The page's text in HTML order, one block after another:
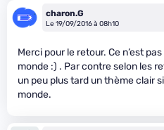
charon.G
Le 19/09/2016 à 08h10
Merci pour le retour. Ce n’est
monde :) . Par contre selon les
un peu plus tard un thème clair
monde.